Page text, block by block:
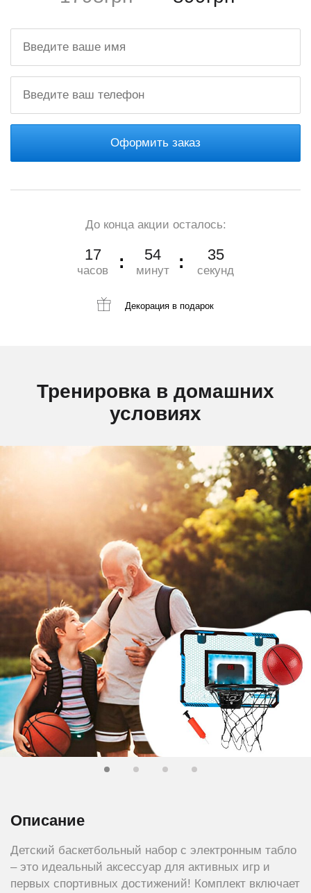
Оформить заказ
До конца акции осталось:
17
часов
54
минут
33
секунд
Декорация в подарок
Тренировка в домашних
условиях
Описание
Детский баскетбольный набор с электронным табло
– это идеальный аксессуар для активных игр и
первых спортивных достижений! Комплект включает